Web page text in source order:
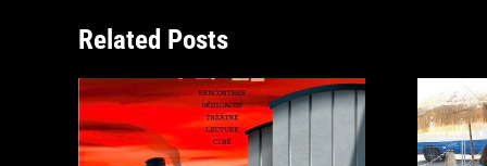
Related Posts